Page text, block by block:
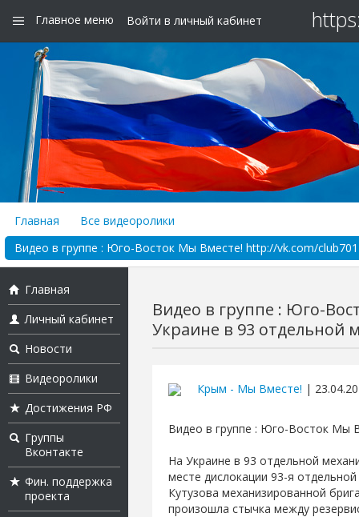
Главное меню Войти в личный кабинет
Главная
Все видеоролики
Видео в группе : Юго-Восток Мы Вместе! http://vk.com/
Главная
Личный кабинет
Новости
Видеоролики
Достижения РФ
Группы
Вконтакте
Фин. поддержка
проекта
Видео в группе : Юго-
Украине в 93 отдельной
Крым - Мы Вместе! |
Видео в группе : Юго-Восток Мы
На Украине в 93 отдельной
месте дислокации 93-я
Кутузова механизированной
произошла стычка между